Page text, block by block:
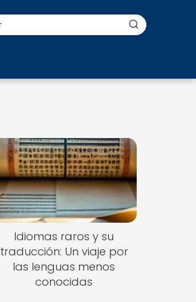
Idiomas raros y su
traducción: Un viaje por
las lenguas menos
conocidas